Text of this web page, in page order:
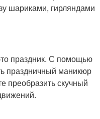
шариками, гирляндами
праздник. С помощью
праздничный маникюр
преобразить скучный